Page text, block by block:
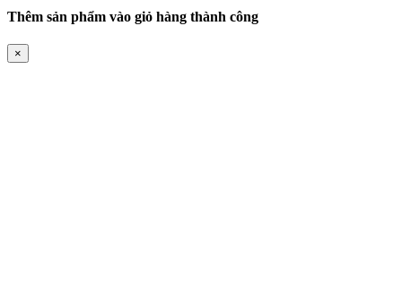
Thêm sản phẩm vào giỏ hàng thành công
×